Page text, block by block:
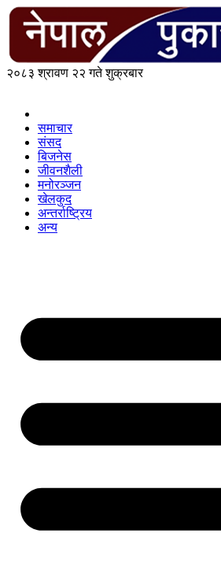
२०८३ श्रावण २२ गते शुक्रबार
समाचार
संसद
बिजनेस
जीवनशैली
मनोरञ्जन
खेलकुद
अन्तर्राष्ट्रिय
अन्य